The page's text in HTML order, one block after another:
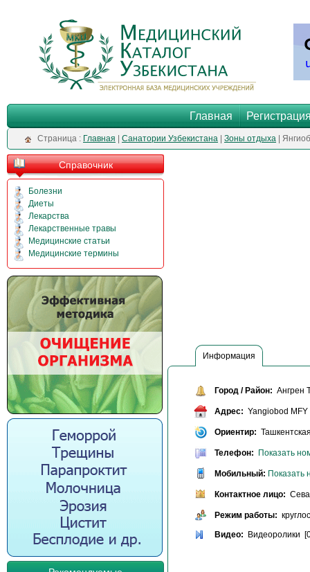
Главная
Cтраница : Главная Санатории Узбекистана Зоны отдыха |
Справочник
Болезни
Диеты
Лекарства
Лекарственные травы
Медицинские статьи
Медицинские термины
Информация
Город / Район: Ангрен
Адрес: Yangiobod MFY
Ориентир:
Телефон: Показать
Мобильный: Показать
Контактное лицо:
Режим работы:
Видео: Видеоролики